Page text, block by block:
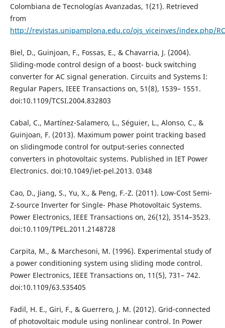
Colombiana de Tecnologías Avanzadas, 1(21). Retrieved
from
http://revistas.unipamplona.edu.co/ojs_viceinves/index.php/
Biel, D., Guinjoan, F., Fossas, E., & Chavarria, J. (2004).
Sliding-mode control design of a boost- buck switching
converter for AC signal generation. Circuits and Systems I:
Regular Papers, IEEE Transactions on, 51(8), 1539– 1551.
doi:10.1109/TCSI.2004.832803
Cabal, C., Martínez-Salamero, L., Séguier, L., Alonso, C., &
Guinjoan, F. (2013). Maximum power point tracking based
on slidingmode control for output-series connected
converters in photovoltaic systems. Published in IET Power
Electronics. doi:10.1049/iet-pel.2013. 0348
Cao, D., Jiang, S., Yu, X., & Peng, F.-Z. (2011). Low-Cost Semi-
Z-source Inverter for Single- Phase Photovoltaic Systems.
Power Electronics, IEEE Transactions on, 26(12), 3514–3523.
doi:10.1109/TPEL.2011.2148728
Carpita, M., & Marchesoni, M. (1996). Experimental study of
a power conditioning system using sliding mode control.
Power Electronics, IEEE Transactions on, 11(5), 731– 742.
doi:10.1109/63.535405
Fadil, H. E., Giri, F., & Guerrero, J. M. (2012). Grid-connected
of photovoltaic module using nonlinear control. In Power